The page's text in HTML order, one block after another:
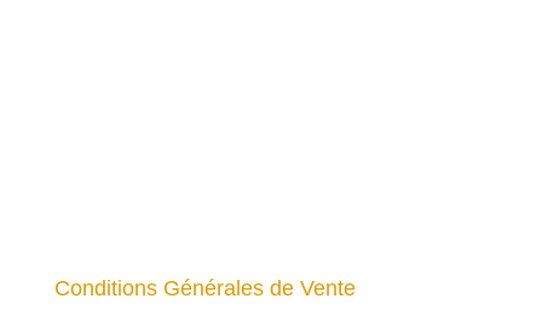
Conditions Générales de Vente